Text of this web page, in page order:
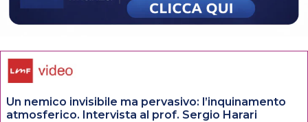
Un nemico invisibile ma pervasivo: l’inquinamento
atmosferico. Intervista al prof. Sergio Harari